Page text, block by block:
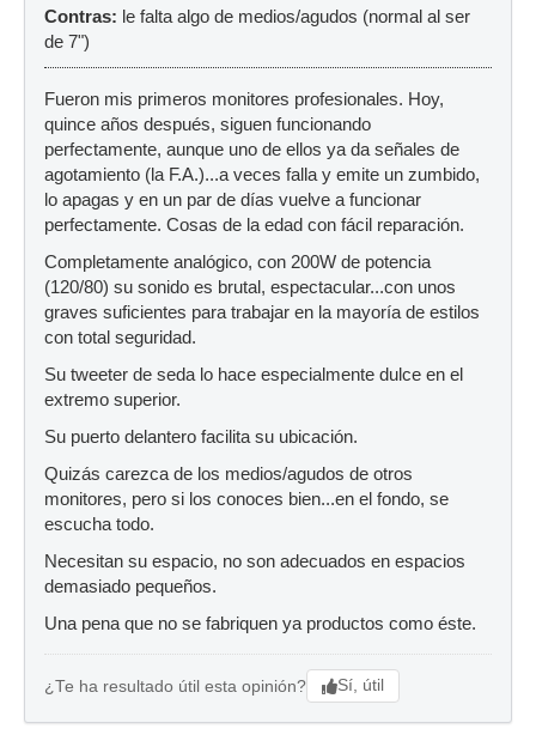
Contras: le falta algo de medios/agudos (normal al ser
de 7")
Fueron mis primeros monitores profesionales. Hoy,
quince años después, siguen funcionando
perfectamente, aunque uno de ellos ya da señales de
agotamiento (la F.A.)...a veces falla y emite un zumbido,
lo apagas y en un par de días vuelve a funcionar
perfectamente. Cosas de la edad con fácil reparación.
Completamente analógico, con 200W de potencia
(120/80) su sonido es brutal, espectacular...con unos
graves suficientes para trabajar en la mayoría de estilos
con total seguridad.
Su tweeter de seda lo hace especialmente dulce en el
extremo superior.
Su puerto delantero facilita su ubicación.
Quizás carezca de los medios/agudos de otros
monitores, pero si los conoces bien...en el fondo, se
escucha todo.
Necesitan su espacio, no son adecuados en espacios
demasiado pequeños.
Una pena que no se fabriquen ya productos como éste.
¿Te ha resultado útil esta opinión? Sí, útil